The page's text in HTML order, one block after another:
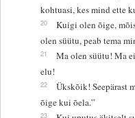
kohtuasi, kes mind ette
20
Kuigi olen õige,
olen süütu, peab tema
21
Ma olen süütu! Ma
elu!
22
Ükskõik! Seepärast
õige kui õela.”
23